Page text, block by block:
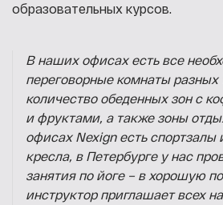
образовательных курсов.
В наших офисах есть все
переговорные комнаты разных
количество обеденных зон с
и фруктами, а также зоны
офисах Nexign есть
кресла, в Петербурге у нас
занятия по йоге – в хорошую
инструктор приглашает всех